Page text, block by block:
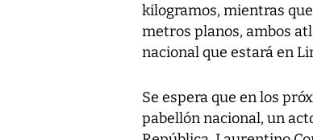
kilogramos, mientras
metros planos, ambos
nacional que estará en
Se espera que en los
pabellón nacional, un